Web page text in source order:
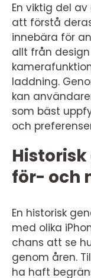
En viktig del
att förstå
innebära för
allt från
laddning.
kan
som bäst
och
för- och
En historisk
med olika
chans att se
genom åren.
ha haft